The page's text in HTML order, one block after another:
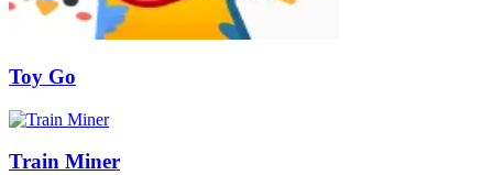
Toy Go
Train Miner